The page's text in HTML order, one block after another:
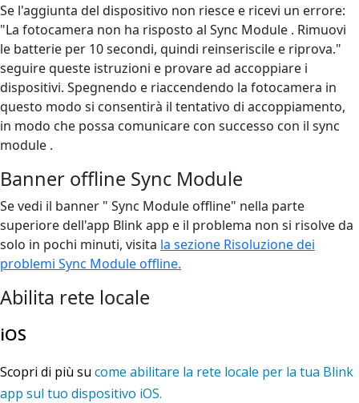
Se l'aggiunta del dispositivo non riesce e ricevi un errore:
"La fotocamera non ha risposto al Sync Module . Rimuovi
le batterie per 10 secondi, quindi reinseriscile e riprova."
seguire queste istruzioni e provare ad accoppiare i
dispositivi. Spegnendo e riaccendendo la fotocamera in
questo modo si consentirà il tentativo di accoppiamento,
in modo che possa comunicare con successo con il sync
module .
Banner offline Sync Module
Se vedi il banner " Sync Module offline" nella parte
superiore dell'app Blink app e il problema non si risolve da
solo in pochi minuti, visita la sezione Risoluzione dei
problemi Sync Module offline.
Abilita rete locale
iOS
Scopri di più su come abilitare la rete locale per la tua Blink
app sul tuo dispositivo iOS.